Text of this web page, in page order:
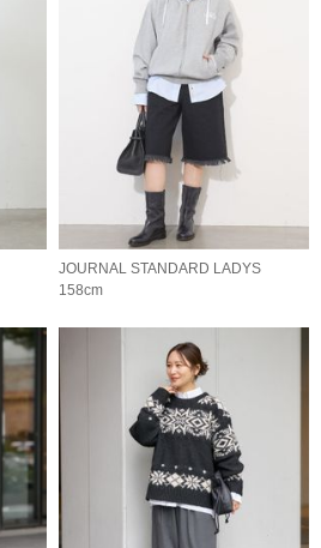
JOURNAL STANDARD LADYS
158cm